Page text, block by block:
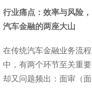
行业痛点：效率与风险，
汽车金融的两座大山
在传统汽车金融业务流程
中，有两个环节至关重要
却又问题频出：面审（面